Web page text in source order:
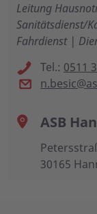
Leitung
Sanitätsdienst/
Fahrdienst |
Tel.: 0511
ASB
30165